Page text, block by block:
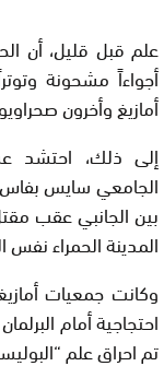
علم قبل قليل، أن
أجواءاً مشحونة
أمازيغ وأخرون
إلى ذلك، احتشد
الجامعي سايس
بين الجانبي عقب
المدينة الحمراء نفس
وكانت جمعيات
احتجاجية أمام
تم احراق علم